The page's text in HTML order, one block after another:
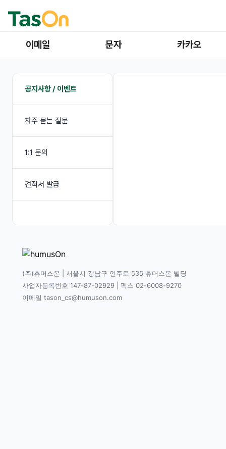
이메일 문자 카카오
공지사항 / 이벤트
자주 묻는 질문
1:1 문의
견적서 발급
(주)휴머스온 | 서울시 강남구 언주로 535 휴머스온 빌딩
사업자등록번호 147-87-02929 | 팩스 02-6008-9270
이메일 tason_cs@humuson.com